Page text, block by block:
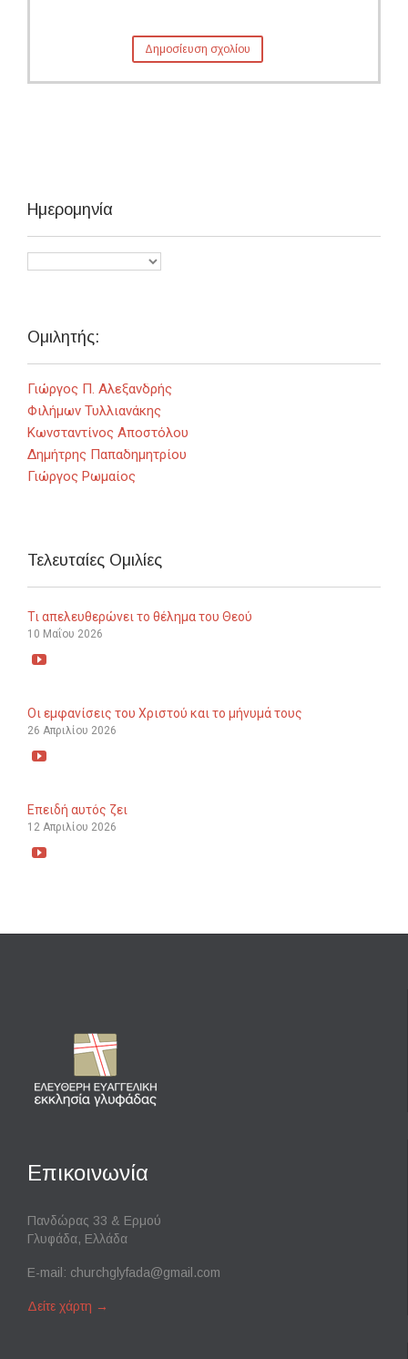
Ημερομηνία
Ομιλητής:
Γιώργος Π. Αλεξανδρής
Φιλήμων Τυλλιανάκης
Κωνσταντίνος Αποστόλου
Δημήτρης Παπαδημητρίου
Γιώργος Ρωμαίος
Τελευταίες Ομιλίες
Τι απελευθερώνει το θέλημα του Θεού
10 Μαΐου 2026

Οι εμφανίσεις του Χριστού και το μήνυμά τους
26 Απριλίου 2026

Επειδή αυτός ζει
12 Απριλίου 2026

Επικοινωνία
Πανδώρας 33 & Ερμού
Γλυφάδα, Ελλάδα
E-mail: churchglyfada@gmail.com
Δείτε χάρτη →